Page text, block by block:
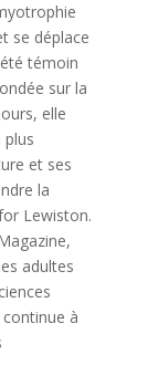
se déplace
témoin
sur la
elle
et ses
la
Lewiston.
adultes
continue à